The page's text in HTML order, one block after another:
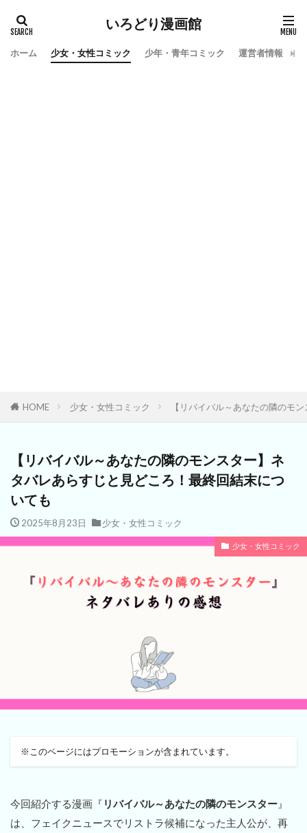
いろどり漫画館
ホーム 少女・女性コミック 少年・青年コミック 運営者情報
HOME 少女・女性コミック 【リバイバル～あなたの隣のモ
【リバイバル～あなたの隣のモンスター】ネ
タバレあらすじと見どころ！最終回結末につ
いても
2025年8月23日 少女・女性コミック
少女・女性コミック
※このページにはプロモーションが含まれています。
今回紹介する漫画『 リバイバル～あなたの隣のモンスター 』
は、フェイクニュースでリストラ候補になった主人公が、再